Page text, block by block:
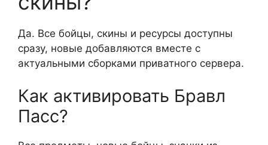
Да. Все бойцы, скины и ресурсы доступны
сразу, новые добавляются вместе с
актуальными сборками приватного сервера.
Как активировать Бравл
Пасс?